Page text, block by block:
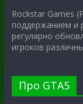
Rockstar Games
поддержанием и
регулярно
игроков
Про GTA5